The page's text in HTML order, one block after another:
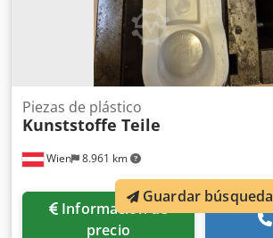
Wien 8.961 km
Piezas de plástico
Kunststoffe Teile
Información de
precio
Guardar búsqueda